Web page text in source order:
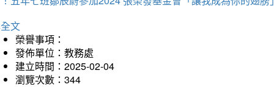
文
榮譽事項：
發佈單位：教務處
建立時間：2025-02-04
瀏覽次數：344